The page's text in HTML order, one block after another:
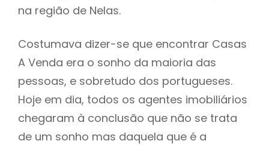
na região de Nelas.
Costumava dizer-se que encontrar Casas
A Venda era o sonho da maioria das
pessoas, e sobretudo dos portugueses.
Hoje em dia, todos os agentes imobiliários
chegaram à conclusão que não se trata
de um sonho mas daquela que é a